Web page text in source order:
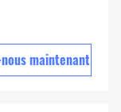
maintenant